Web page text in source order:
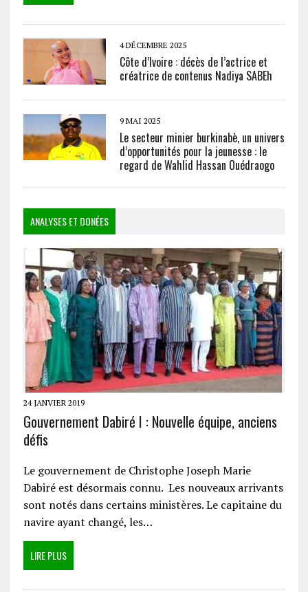
4 DÉCEMBRE 2025
Côte d’Ivoire : décès de l’actrice et
créatrice de contenus Nadiya SABEh
9 MAI 2025
Le secteur minier burkinabè, un univers
d’opportunités pour la jeunesse : le
regard de Wahlid Hassan Ouédraogo
ANALYSES ET DONÉES
24 JANVIER 2019
Gouvernement Dabiré I : Nouvelle équipe, anciens
défis
Le gouvernement de Christophe Joseph Marie
Dabiré est désormais connu. Les nouveaux arrivants
sont notés dans certains ministères. Le capitaine du
navire ayant changé, les…
LIRE PLUS